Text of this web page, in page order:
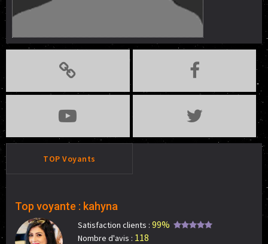
TOP Voyants
Top voyante : kahyna
Satisfaction clients : 99%
Nombre d'avis : 118